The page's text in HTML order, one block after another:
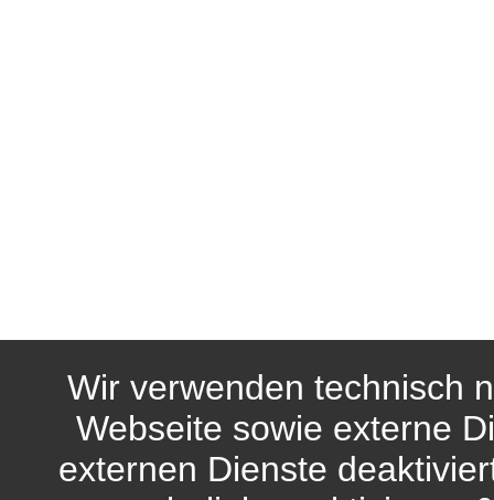
Wir verwenden technisch
Webseite sowie externe
externen Dienste